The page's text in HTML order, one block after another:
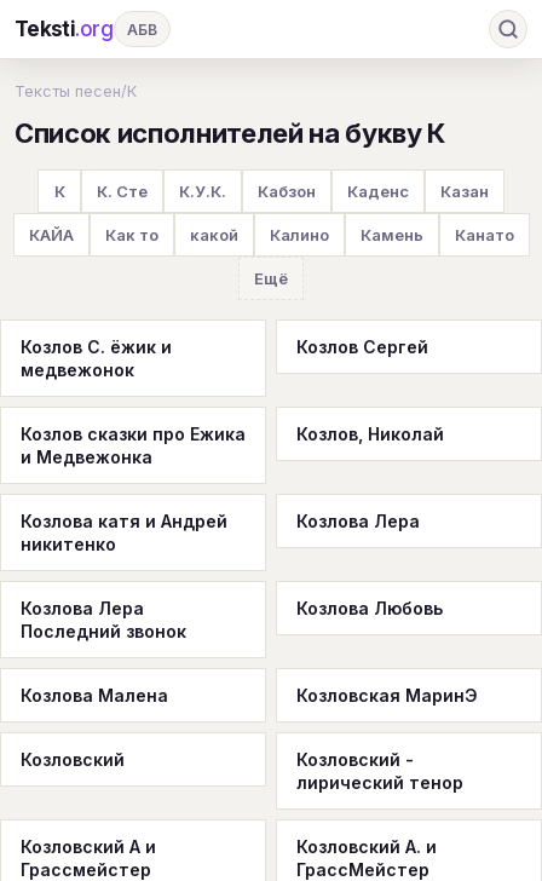
Teksti.org АБВ
И К Л М Н О П Р
Т У Ф Х Ц Ч Ш Э Ю
Я En C
L
Q R S T U V W X Y
Z #
Тексты песен/К
Список исполнителей на букву К
К К. Сте К.У.К. Кабзон Каденс Казан
КАЙА Как то какой Калино Камень Канато
Ещё
Козлов С. ёжик и
медвежонок
Козлов Сергей
Козлов сказки про Ежика
и Медвежонка
Козлов, Николай
Козлова катя и Андрей
никитенко
Козлова Лера
Козлова Лера
Последний звонок
Козлова Любовь
Козлова Малена Козловская МаринЭ
Козловский
Козловский -
лирический тенор
Козловский А и
Грассмейстер
Козловский А. и
ГрассМейстер